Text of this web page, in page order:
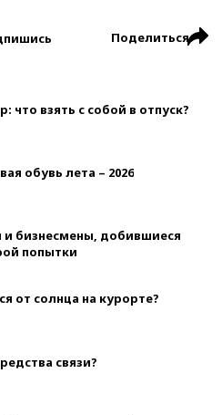
Поделиться
взять с собой в отпуск?
обувь лета – 2026
и бизнесмены, добившиеся
попытки
от солнца на курорте?
связи?